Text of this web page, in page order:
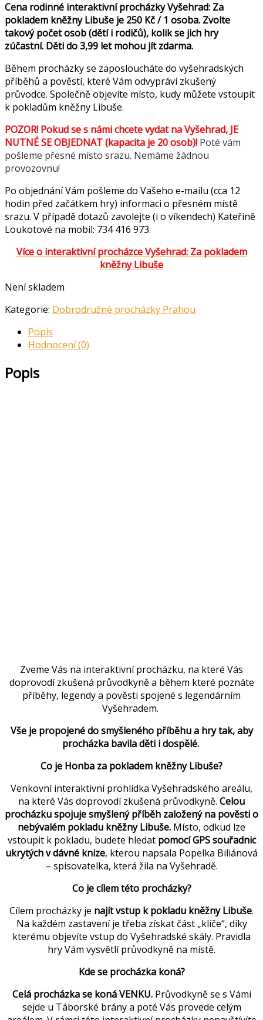
Cena rodinné interaktivní procházky Vyšehrad: Za
pokladem kněžny Libuše je 250 Kč / 1 osoba. Zvolte
takový počet osob (dětí i rodičů), kolik se jich hry
zúčastní. Děti do 3,99 let mohou jít zdarma.
Během procházky se zaposloucháte do vyšehradských
příběhů a pověstí, které Vám odvypráví zkušený
průvodce. Společně objevíte místo, kudy můžete vstoupit
k pokladům kněžny Libuše.
POZOR! Pokud se s námi chcete vydat na Vyšehrad, JE
NUTNÉ SE OBJEDNAT (kapacita je 20 osob)! Poté vám
pošleme přesné místo srazu. Nemáme žádnou
provozovnu!
Po objednání Vám pošleme do Vašeho e-mailu (cca 12
hodin před začátkem hry) informaci o přesném místě
srazu. V případě dotazů zavolejte (i o víkendech) Kateřině
Loukotové na mobil: 734 416 973.
Více o interaktivní procházce Vyšehrad: Za pokladem
kněžny Libuše
Není skladem
Kategorie: Dobrodružné procházky Prahou
Popis
Hodnocení (0)
Popis
Zveme Vás na interaktivní procházku, na které Vás
doprovodí zkušená průvodkyně a během které poznáte
příběhy, legendy a pověsti spojené s legendárním
Vyšehradem.
Vše je propojené do smyšleného příběhu a hry tak, aby
procházka bavila děti i dospělé.
Co je Honba za pokladem kněžny Libuše?
Venkovní interaktivní prohlídka Vyšehradského areálu,
na které Vás doprovodí zkušená průvodkyně. Celou
procházku spojuje smyšlený příběh založený na pověsti o
nebývalém pokladu kněžny Libuše. Místo, odkud lze
vstoupit k pokladu, budete hledat pomocí GPS souřadnic
ukrytých v dávné knize, kterou napsala Popelka Biliánová
– spisovatelka, která žila na Vyšehradě.
Co je cílem této procházky?
Cílem procházky je najít vstup k pokladu kněžny Libuše.
Na každém zastavení je třeba získat část „klíče“, díky
kterému objevíte vstup do Vyšehradské skály. Pravidla
hry Vám vysvětlí průvodkyně na místě.
Kde se procházka koná?
Celá procházka se koná VENKU.Průvodkyně se s Vámi
sejde u Táborské brány a poté Vás provede celým